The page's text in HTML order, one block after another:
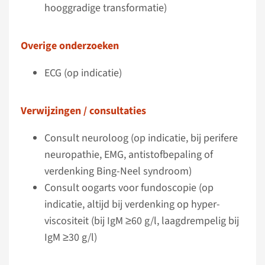
hooggradige transformatie)
Overige onderzoeken
ECG (op indicatie)
Verwijzingen / consultaties
Consult neuroloog (op indicatie, bij perifere
neuropathie, EMG, antistofbepaling of
verdenking Bing-Neel syndroom)
Consult oogarts voor fundoscopie (op
indicatie, altijd bij verdenking op hyper­
viscositeit (bij IgM ≥60 g/l, laagdrempelig bij
IgM ≥30 g/l)